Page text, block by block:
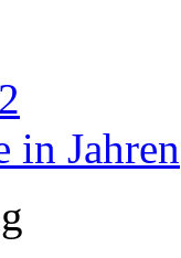
in Jahren